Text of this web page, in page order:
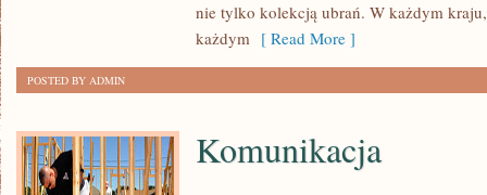
nie tylko kolekcją ubrań. W każdym
każdym [ Read More ]
POSTED BY ADMIN
Komunikacja